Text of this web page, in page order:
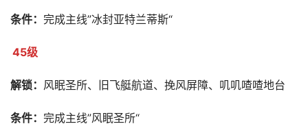
条件： 完成主线”冰封亚特兰蒂斯“
45级
解锁： 风眠圣所、旧飞艇航道、挽风屏障、叽叽喳喳地台
条件： 完成主线”风眠圣所“